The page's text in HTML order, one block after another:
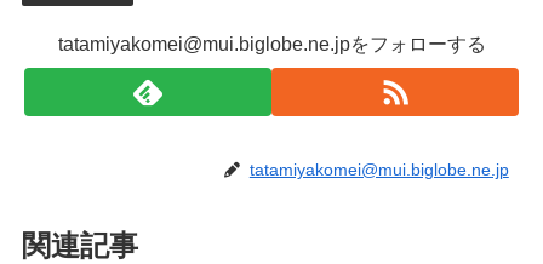
tatamiyakomei@mui.biglobe.ne.jpをフォローする
tatamiyakomei@mui.biglobe.ne.jp
関連記事